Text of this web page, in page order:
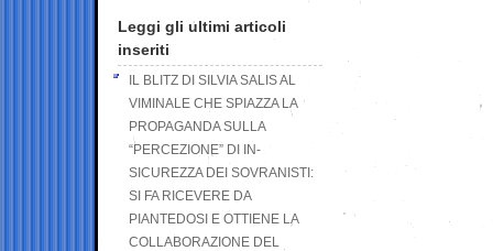
Leggi gli ultimi articoli
inseriti
IL BLITZ DI SILVIA SALIS AL
VIMINALE CHE SPIAZZA LA
PROPAGANDA SULLA
“PERCEZIONE” DI IN-
SICUREZZA DEI SOVRANISTI:
SI FA RICEVERE DA
PIANTEDOSI E OTTIENE LA
COLLABORAZIONE DEL